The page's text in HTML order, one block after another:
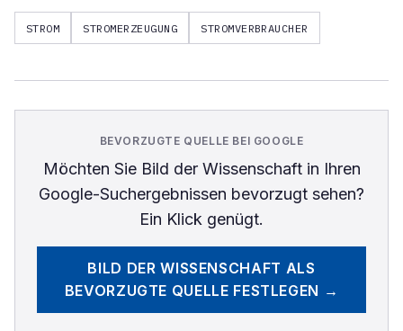
STROM STROMERZEUGUNG STROMVERBRAUCHER
BEVORZUGTE QUELLE BEI GOOGLE
Möchten Sie Bild der Wissenschaftin Ihren
Google-Suchergebnissen bevorzugt sehen?
Ein Klick genügt.
BILD DER WISSENSCHAFT ALS
BEVORZUGTE QUELLE FESTLEGEN →